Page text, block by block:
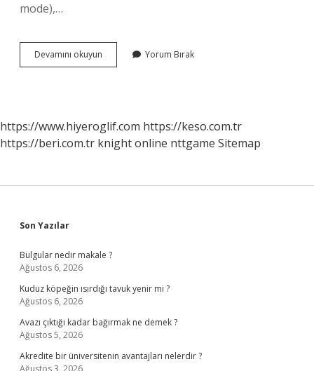
mode),…
Devamını okuyun
View
Yorum Bırak
https://www.hiyeroglif.com https://keso.com.tr
https://beri.com.tr knight online nttgame Sitemap
Sidebar
Son Yazılar
Bulgular nedir makale ?
Ağustos 6, 2026
Kuduz köpeğin ısırdığı tavuk yenir mi ?
Ağustos 6, 2026
Avazı çıktığı kadar bağırmak ne demek ?
Ağustos 5, 2026
Akredite bir üniversitenin avantajları nelerdir ?
Ağustos 3, 2026